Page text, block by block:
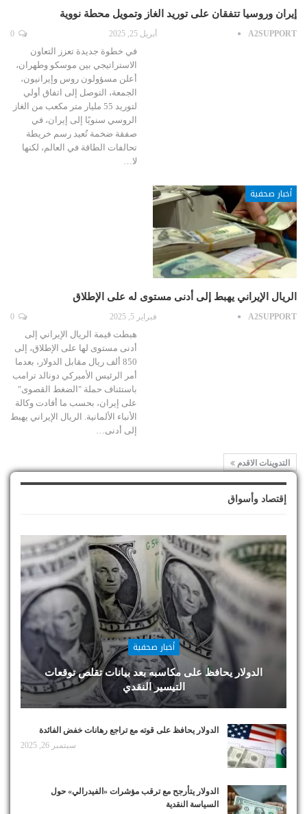
إيران وروسيا تتفقان على توريد الغاز وتمويل محطة نووية
A2SUPPORT أبريل 25, 2025
في خطوة جديدة تعزز التعاون
الاستراتيجي بين موسكو وطهران،
أعلن مسؤولون روس وإيرانيون،
الجمعة، التوصل إلى اتفاق أولي
لتوريد 55 مليار متر مكعب من الغاز
الروسي سنويًا إلى إيران، في
صفقة ضخمة تُعيد رسم خريطة
تحالفات الطاقة في العالم، لكنها
لا…
أخبار صحفية
الريال الإيراني يهبط إلى أدنى مستوى له على الإطلاق
A2SUPPORT فبراير 5, 2025
هبطت قيمة الريال الإيراني إلى
أدنى مستوى لها على الإطلاق، إلى
850 ألف ريال مقابل الدولار، بعدما
أمر الرئيس الأميركي دونالد ترامب
باستئناف حملة "الضغط القصوى"
على إيران، بحسب ما أفادت وكالة
الأنباء الألمانية. الريال الإيراني يهبط
إلى أدنى…
التدوينات الاقدم
إقتصاد وأسواق
أخبار صحفية
الدولار يحافظ على مكاسبه بعد بيانات تقلص توقعات
التيسير النقدي
الدولار يحافظ على قوته مع تراجع رهانات خفض الفائدة
سبتمبر 26, 2025
الدولار يتأرجح مع ترقب مؤشرات «الفيدرالي» حول
السياسة النقدية